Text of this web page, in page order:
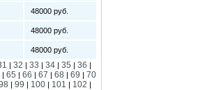
48000 руб.
48000 руб.
48000 руб.
| 32 | 33 | 34| 35 | 36 |
| 65 | 66 | 67 | 68 | 69 | 70
| 99 | 100 | 101 | 102 |